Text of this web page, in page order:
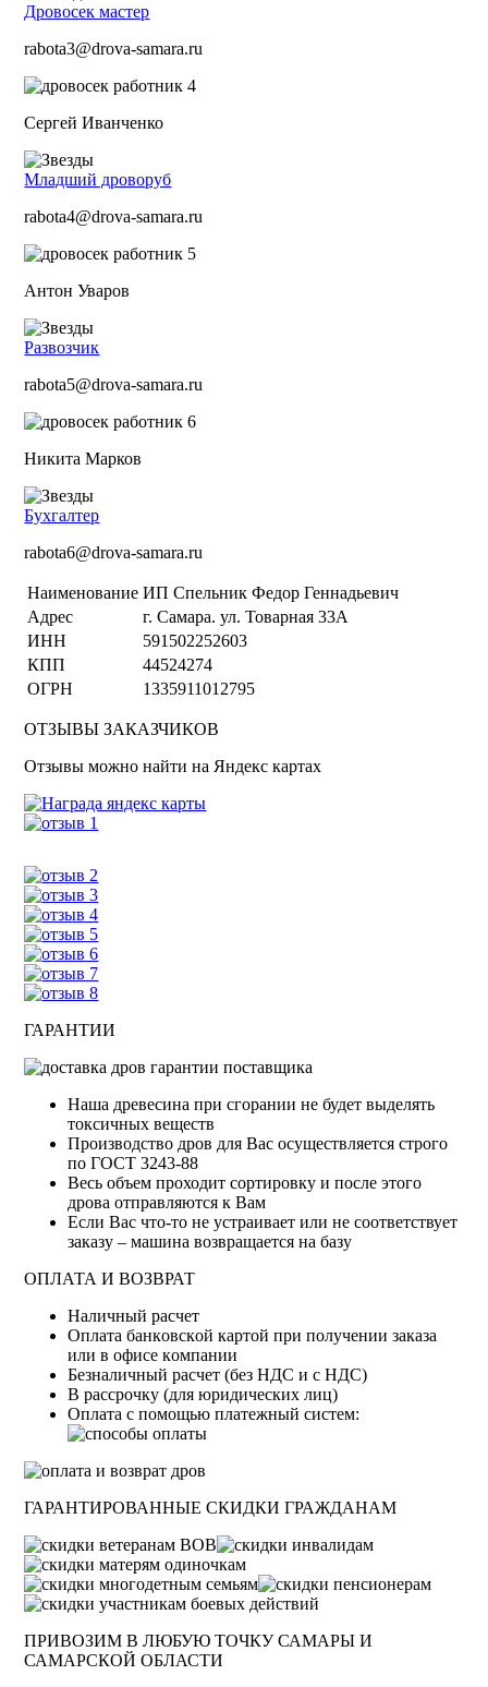
Дровосек мастер
rabota3@drova-samara.ru
Сергей Иванченко
Младший дроворуб
rabota4@drova-samara.ru
Антон Уваров
Развозчик
rabota5@drova-samara.ru
Никита Марков
Бухгалтер
rabota6@drova-samara.ru
Наименование ИП Спельник Федор Геннадьевич
Адрес
г. Самара. ул. Товарная 33А
ИНН
591502252603
КПП
44524274
ОГРН
1335911012795
ОТЗЫВЫ ЗАКАЗЧИКОВ
Отзывы можно найти на Яндекс картах
ГАРАНТИИ
Наша древесина при сгорании не будет выделять
токсичных веществ
Производство дров для Вас осуществляется строго
по ГОСТ 3243-88
Весь объем проходит сортировку и после этого
дрова отправляются к Вам
Если Вас что-то не устраивает или не соответствует
заказу – машина возвращается на базу
ОПЛАТА И ВОЗВРАТ
Haличный pacчeт
Oплaтa бaнкoвcкoй кapтoй пpи пoлучeнии зaкaзa
или в oфиce кoмпaнии
Бeзнaличный pacчeт (бeз HДC и с НДС)
B paccpoчку (для юридических лиц)
Оплата с помощью платежный систем:
ГАРАНТИРОВАННЫЕ СКИДКИ ГРАЖДАНАМ
ПРИВОЗИМ В ЛЮБУЮ ТОЧКУ САМАРЫ И
САМАРСКОЙ ОБЛАСТИ